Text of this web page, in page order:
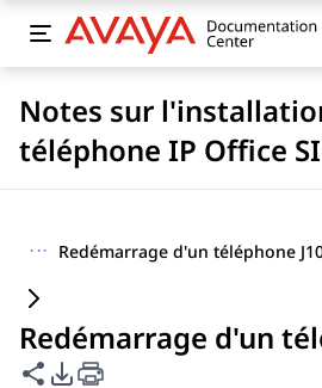
Notes sur
téléphone IP Office
··· Redémarrage d'un téléphone
Redémarrage d'un
Partager cette page
Options d'exportation PDF